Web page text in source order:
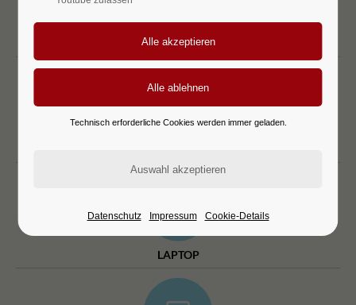
DESKTOP
LAPTOP
Technisch erforderliche Cookies werden immer geladen.
Datenschutz Impressum Cookie-Details